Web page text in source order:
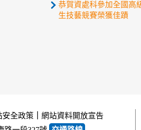
恭賀資處科參加全國高
生技藝競賽榮獲佳蹟
安全政策
網站資料開放宣告